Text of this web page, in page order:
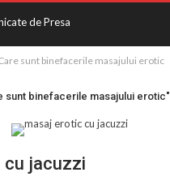
de Presa
sunt binefacerile masajului erotic
sunt binefacerile masajului erotic"
jacuzzi